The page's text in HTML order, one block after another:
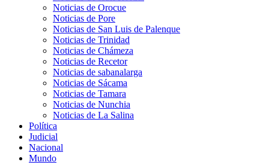
Noticias de Orocue
Noticias de Pore
Noticias de San Luis de Palenque
Noticias de Trinidad
Noticias de Chámeza
Noticias de Recetor
Noticias de sabanalarga
Noticias de Sácama
Noticias de Tamara
Noticias de Nunchia
Noticias de La Salina
Política
Judicial
Nacional
Mundo